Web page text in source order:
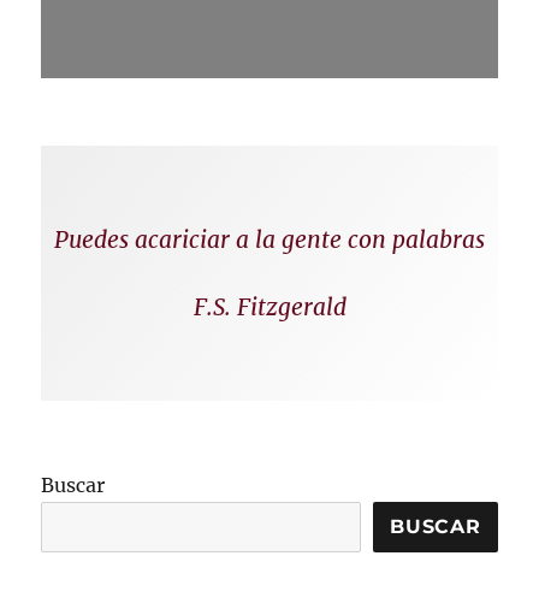
Puedes acariciar a la gente con palabras
F.S. Fitzgerald
Buscar
BUSCAR